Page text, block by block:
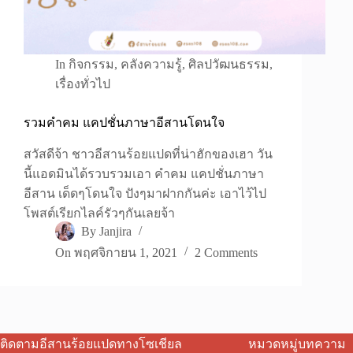
In กิจกรรม, คลังความรู้,ศิลปวัฒนธรรม,
เรื่องทั่วไป
รวมคำคม แคปชั่นภาษาอีสานโดนใจ
สวัสดีจ้า ชาวอีสานร้อยแปดที่น่าฮักของเฮา วัน
นี้แอดมินได้รวบรวมเอา คำคม แคปชั่นภาษา
อีสาน เด็ดๆโดนใจ ปังๆมาฝากกันค่ะ เอาไว้ไป
โพสต์เรียกไลค์รัวๆกันเลยจ้า
By Janjira
On พฤศจิกายน 1, 2021 2 Comments
ติดตามอีสานร้อยแปดทางโซเชียล หมวดหมู่บทความ